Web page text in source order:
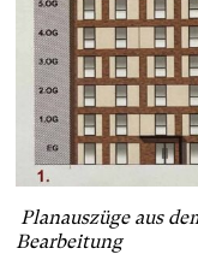
Planauszüge aus
Bearbeitung